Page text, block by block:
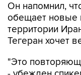
Он напомнил,
обещает новые
территории
Тегеран хочет
"Это